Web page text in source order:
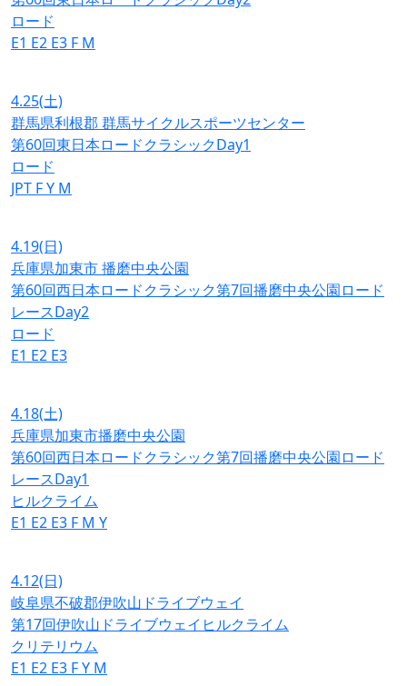
ロード
E1 E2 E3 F M
4.25(土)
群馬県利根郡 群馬サイクルスポーツセンター
第60回東日本ロードクラシックDay1
ロード
JPT FY M
4.19(日)
兵庫県加東市 播磨中央公園
第60回西日本ロードクラシック第7回播磨中央公園ロード
レースDay2
ロード
E1 E2 E3
4.18(土)
兵庫県加東市播磨中央公園
第60回西日本ロードクラシック第7回播磨中央公園ロード
レースDay1
ヒルクライム
E1 E2 E3 F M Y
4.12(日)
岐阜県不破郡伊吹山ドライブウェイ
第17回伊吹山ドライブウェイヒルクライム
クリテリウム
E1 E2 E3 FY M